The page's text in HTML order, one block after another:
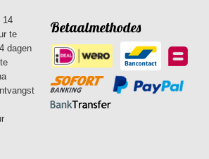
14
te
dagen
Betaalmethodes